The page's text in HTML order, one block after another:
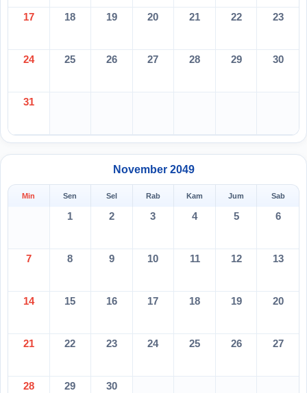
17 18 19 20 21 22 23
24 25 26 27 28 29 30
31
November 2049
Min Sen Sel Rab Kam Jum Sab
1 2 3 4 5 6
7 8 9 10 11 12 13
14 15 16 17 18 19 20
21 22 23 24 25 26 27
28 29 30